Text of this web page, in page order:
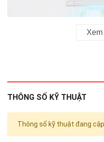
*Hình ảnh chỉ mang tính chất
Đạt nhiệt độ
THÔNG SỐ KỸ THUẬT
Thông số kỹ thuật đang